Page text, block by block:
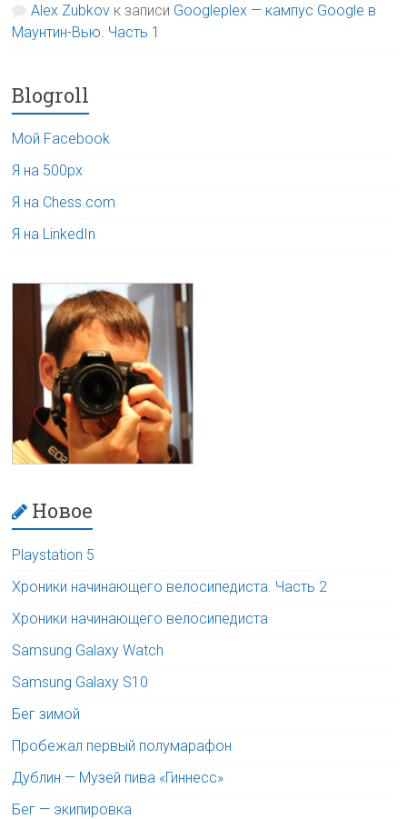
Alex Zubkov к записи Googleplex — кампус Google в
Маунтин-Вью. Часть 1
Blogroll
Мой Facebook
Я на 500px
Я на Chess.com
Я на LinkedIn
Новое
Playstation 5
Хроники начинающего велосипедиста. Часть 2
Хроники начинающего велосипедиста
Samsung Galaxy Watch
Samsung Galaxy S10
Бег зимой
Пробежал первый полумарафон
Дублин — Музей пива «Гиннесс»
Бег — экипировка